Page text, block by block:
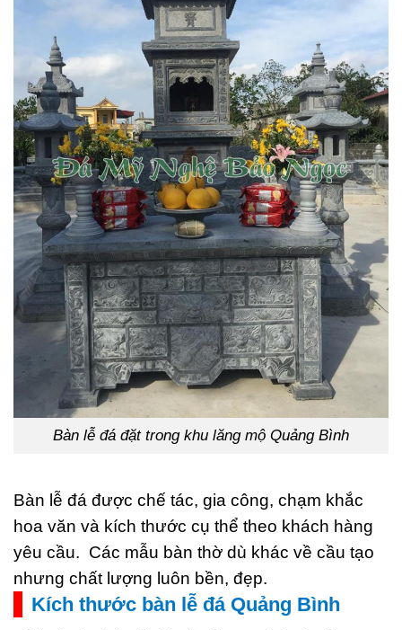
Bàn lễ đá đặt trong khu lăng mộ Quảng Bình
Bàn lễ đá được chế tác, gia công, chạm khắc
hoa văn và kích thước cụ thể theo khách hàng
yêu cầu. Các mẫu bàn thờ dù khác về cầu tạo
nhưng chất lượng luôn bền, đẹp.
Kích thước bàn lễ đá Quảng Bình